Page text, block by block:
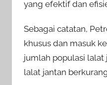
yang efektif dan
Sebagai catatan,
khusus dan masuk
jumlah populasi lalat
lalat jantan